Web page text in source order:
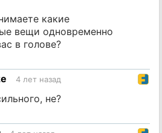
какие
вещи одновременно
в голове?
4 лет назад
не?